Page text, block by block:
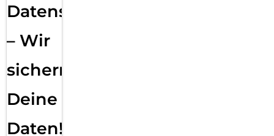
Datensicherung
– Wir
sichern
Deine
Daten!